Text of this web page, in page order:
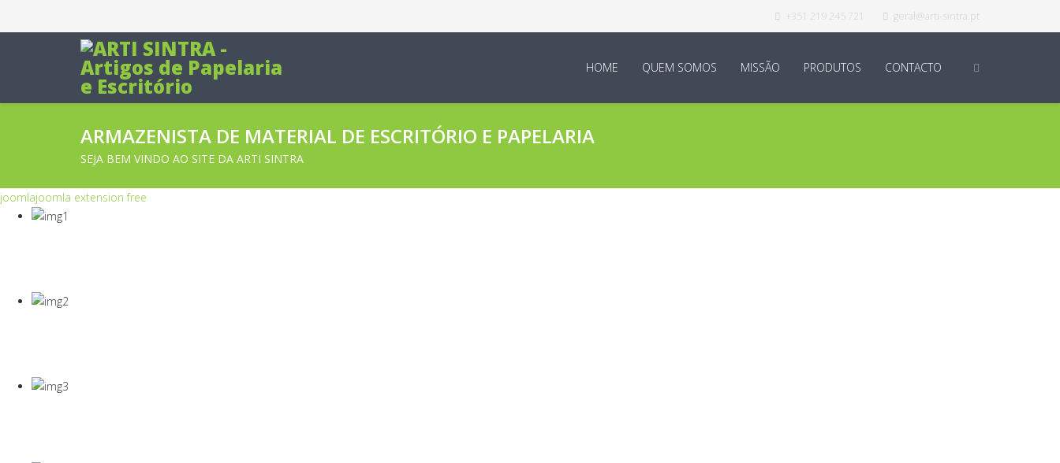
+351 219 245 721 geral@arti-sintra.pt
HOME QUEM SOMOS MISSÃO PRODUTOS CONTACTO
ARMAZENISTA DE MATERIAL DE ESCRITÓRIO E PAPELARIA
SEJA BEM VINDO AO SITE DA ARTI SINTRA
joomlajoomla extension free